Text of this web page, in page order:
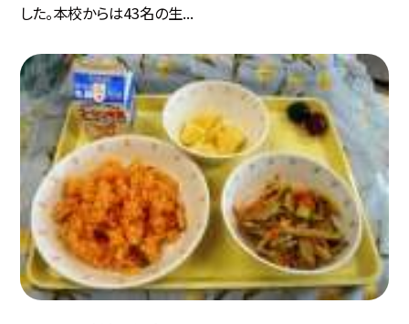
した。本校からは43名の生...